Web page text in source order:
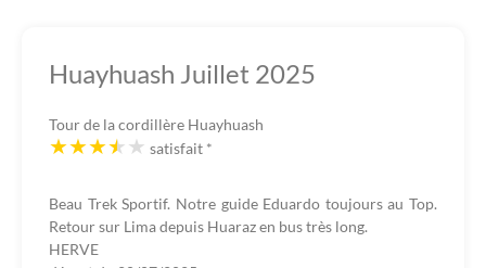
Huayhuash Juillet 2025
Tour de la cordillère Huayhuash
satisfait *
Beau Trek Sportif. Notre guide Eduardo toujours au Top.
Retour sur Lima depuis Huaraz en bus très long.
HERVE